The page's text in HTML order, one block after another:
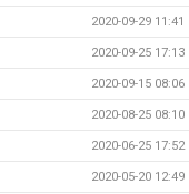
2020-09-29 11:41
2020-09-25 17:13
2020-09-15 08:06
2020-08-25 08:10
2020-06-25 17:52
2020-05-20 12:49